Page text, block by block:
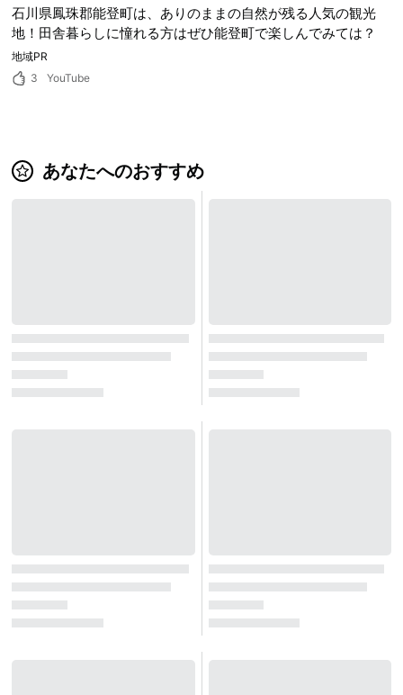
石川県鳳珠郡能登町は、ありのままの自然が残る人気の観光
地！田舎暮らしに憧れる方はぜひ能登町で楽しんでみては？
地域PR
3
YouTube
あなたへのおすすめ